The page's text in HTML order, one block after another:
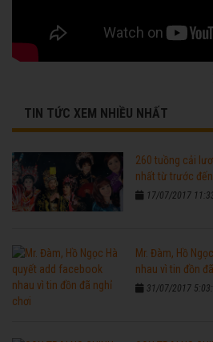
TIN TỨC XEM NHIỀU NHẤT
260 tuồng cải
nhất từ trước
17/07/2017
Mr. Đàm, Hồ
nhau vì tin đồn
31/07/2017